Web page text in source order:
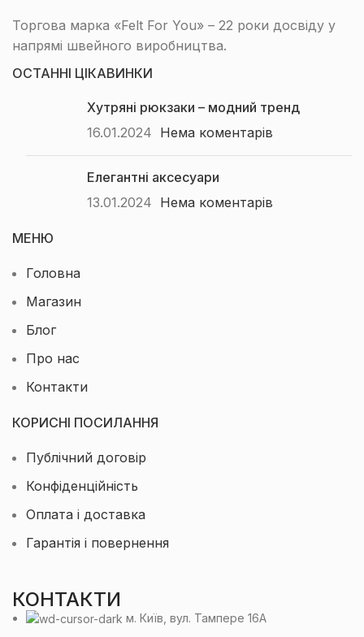
Торгова марка «Felt For You» – 22 роки досвіду у
напрямі швейного виробництва.
ОСТАННІ ЦІКАВИНКИ
Хутряні рюкзаки – модний тренд
16.01.2024 Нема коментарів
Елегантні аксесуари
13.01.2024 Нема коментарів
МЕНЮ
Головна
Магазин
Блог
Про нас
Контакти
КОРИСНІ ПОСИЛАННЯ
Публічний договір
Конфіденційність
Оплата і доставка
Гарантія і повернення
КОНТАКТИ
м. Київ, вул. Тампере 16А